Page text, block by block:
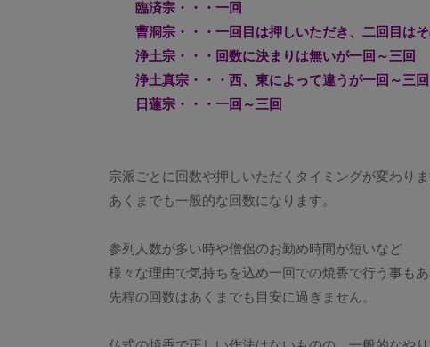
臨済宗・・・一回
曹洞宗・・・一回目は押しいただき、二回目はそ
浄土宗・・・回数に決まりは無いが一回～三回
浄土真宗・・・西、東によって違うが一回～三回
日蓮宗・・・一回～三回
宗派ごとに回数や押しいただくタイミングが変わりま
あくまでも一般的な回数になります。
参列人数が多い時や僧侶のお勤め時間が短いなど
様々な理由で気持ちを込め一回での焼香で行う事もあ
先程の回数はあくまでも目安に過ぎません。